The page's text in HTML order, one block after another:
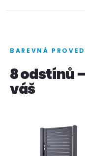
BAREVNÁ
8 odstínů
váš